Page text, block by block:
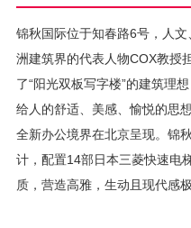
锦秋国际位于知春路6号，人
洲建筑界的代表人物COX教授
了“阳光双板写字楼”的建筑理
给人的舒适、美感、愉悦的思
全新办公境界在北京呈现。锦
计，配置14部日本三菱快速电
质，营造高雅，生动且现代感